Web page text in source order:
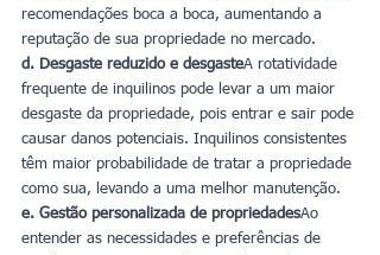
recomendações boca a boca, aumentando a
reputação de sua propriedade no mercado.
d. Desgaste reduzido e desgasteA rotatividade
frequente de inquilinos pode levar a um maior
desgaste da propriedade, pois entrar e sair pode
causar danos potenciais. Inquilinos consistentes
têm maior probabilidade de tratar a propriedade
como sua, levando a uma melhor manutenção.
e. Gestão personalizada de propriedadesAo
entender as necessidades e preferências de